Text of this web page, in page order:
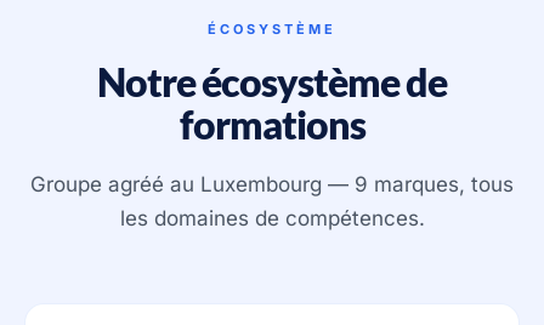
ÉCOSYSTÈME
Notre écosystème de
formations
Groupe agréé au Luxembourg — 9 marques, tous
les domaines de compétences.